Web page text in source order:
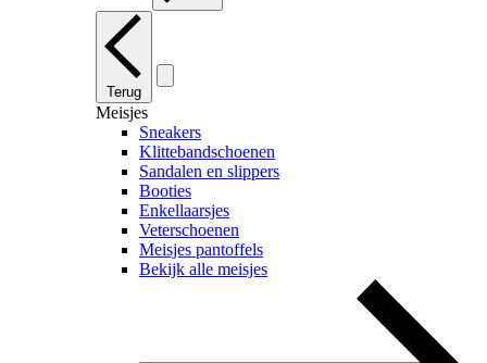
Terug
Meisjes
Sneakers
Klittebandschoenen
Sandalen en slippers
Booties
Enkellaarsjes
Veterschoenen
Meisjes pantoffels
Bekijk alle meisjes